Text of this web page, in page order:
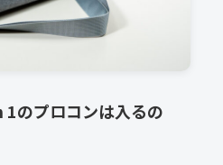
のプロコンは入るの